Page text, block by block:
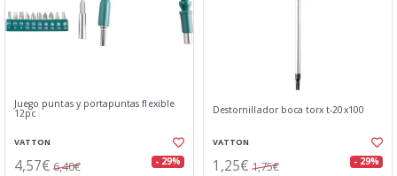
Juego puntas y portapuntas flexible
12pc
VATTON
4,57€ 6,40€ - 29%
Destornillador boca torx t-20x100
VATTON
1,25€ 1,75€ - 29%